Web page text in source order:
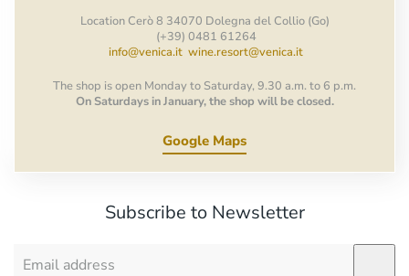
Location Cerò 8 34070 Dolegna del Collio (Go)
(+39) 0481 61264
info@venica.it wine.resort@venica.it
The shop is open Monday to Saturday, 9.30 a.m. to 6 p.m.
On Saturdays in January, the shop will be closed.
Google Maps
Subscribe to Newsletter